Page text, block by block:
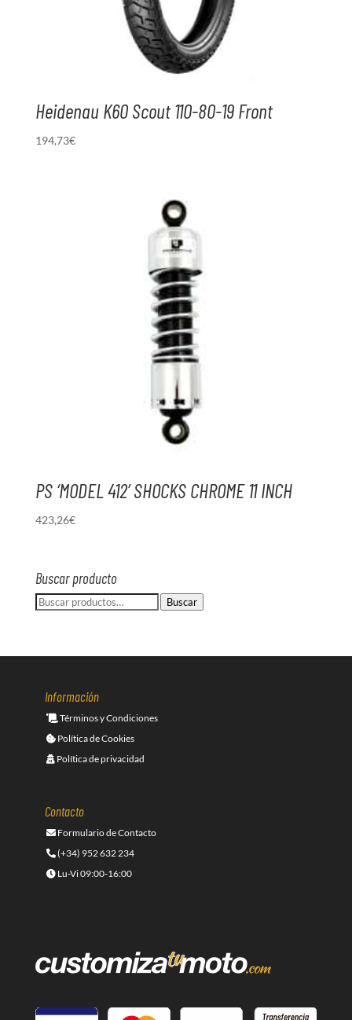
Heidenau K60 Scout 110-80-19 Front
194,73€
PS ‘MODEL 412’ SHOCKS CHROME 11 INCH
423,26€
Buscar producto
Buscar
Buscar
Información
Términos y Condiciones
Política de Cookies
Política de privacidad
Contacto
Formulario de Contacto
(+34) 952 632 234
Lu-Vi 09:00-16:00